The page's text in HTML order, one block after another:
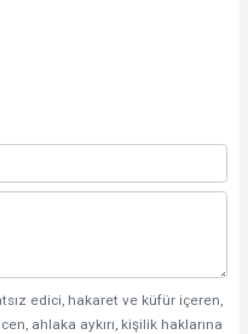
edici, hakaret ve küfür içeren,
ahlaka aykırı, kişilik haklarına